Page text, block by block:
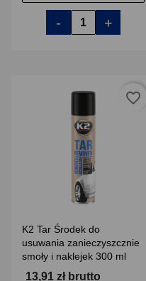
- +
K2 Tar Środek do
usuwania zanieczyszcznie
smoły i naklejek 300 ml
13,91 zł brutto
favorite_border